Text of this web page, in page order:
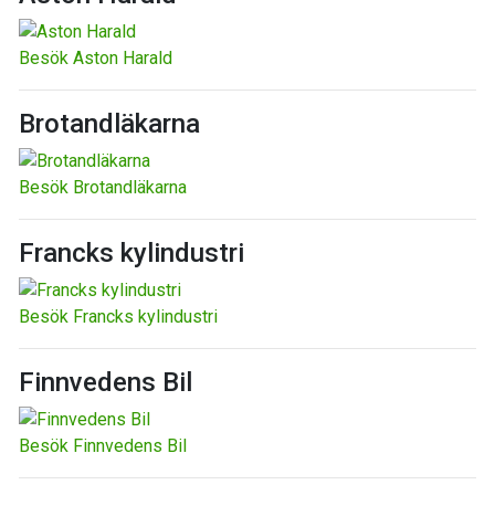
Besök Aston Harald
Brotandläkarna
Besök Brotandläkarna
Francks kylindustri
Besök Francks kylindustri
Finnvedens Bil
Besök Finnvedens Bil